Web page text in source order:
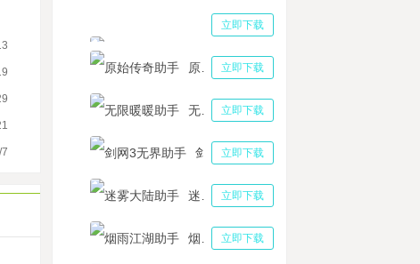
YY直播提高评论工具 YY直播平台简介
多多云苹果系统的云手机，为啥真的像苹果手机？
好玩能赚钱的游戏盘点 挂机类手游推荐2021
万国觉醒助手多开玩法介绍 万国觉醒手游武将搭配攻略
战神遗迹手游工具多开养号 战神遗迹秘法职业简析
立即下载
三国志战略版助手
立即下载
立即下载
立即下载
立即下载
立即下载